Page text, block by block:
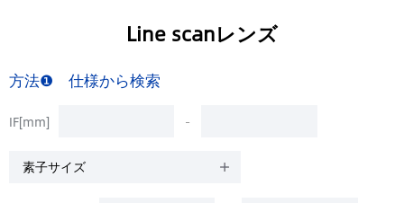
Line scanレンズ
方法❶ 仕様から検索
IF[mm] -